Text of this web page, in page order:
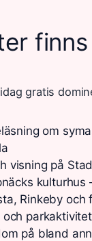
gratis
om
visning på
kulturhus
Rinkeby
på bland